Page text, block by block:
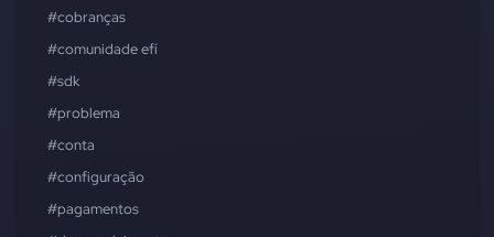
#cobranças
#comunidade efí
#sdk
#problema
#conta
#configuração
#pagamentos